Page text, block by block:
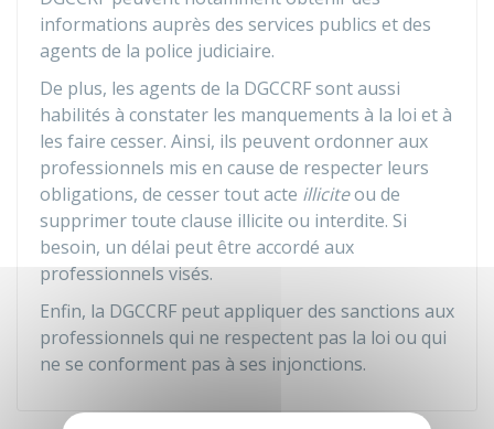
informations auprès des services publics et des
agents de la police judiciaire.
De plus, les agents de la DGCCRF sont aussi
habilités à constater les manquements à la loi et à
les faire cesser. Ainsi, ils peuvent ordonner aux
professionnels mis en cause de respecter leurs
obligations, de cesser tout acte illiciteou de
supprimer toute clause illicite ou interdite. Si
besoin, un délai peut être accordé aux
professionnels visés.
Enfin, la DGCCRF peut appliquer des sanctions aux
professionnels qui ne respectent pas la loi ou qui
ne se conforment pas à ses injonctions.